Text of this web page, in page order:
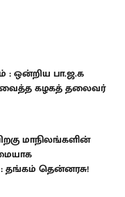
: ஒன்றிய பா.ஜ.க
வைத்த கழகத் தலைவர்
மாநிலங்களின்
: தங்கம் தென்னரசு!